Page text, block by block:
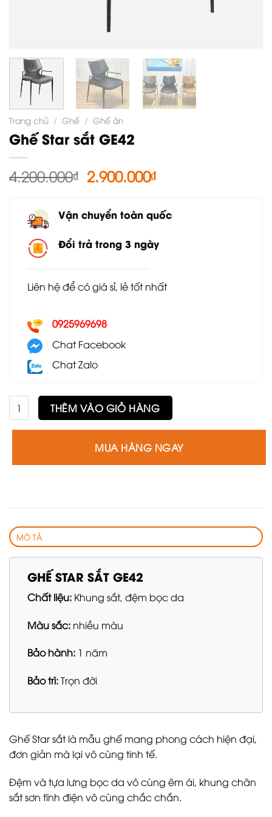
Trang chủ / Ghế / Ghế ăn
Ghế Star sắt GE42
4.200.000₫ Giá
gốc
4.200.000₫.
2.900.000₫Giá
là:
Vận chuyển toàn quốc
Đổi trả trong 3 ngày
Liên hệ để có giá sỉ, lẻ tốt nhất
0925969698
Chat Facebook
Chat Zalo
Ghế Star sắt GE42 số lượng
THÊM VÀO GIỎ HÀNG
MUA HÀNG NGAY
MÔ TẢ
GHẾ STAR SẮT GE42
Chất liệu: Khung sắt, đệm bọc da
Màu sắc: nhiều màu
Bảo hành: 1 năm
Bảo trì:Trọn đời
Ghế Star sắt là mẫu ghế mang phong cách hiện đại,
đơn giản mà lại vô cùng tinh tế.
Đệm và tựa lưng bọc da vô cùng êm ái, khung chân
sắt sơn tĩnh điện vô cùng chắc chắn.